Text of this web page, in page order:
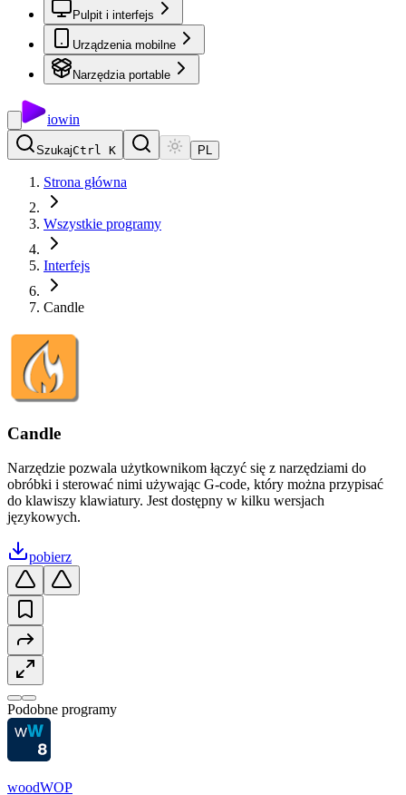
Pulpit i interfejs
Urządzenia mobilne
Narzędzia portable
iowin
SzukajCtrl K PL
Strona główna
Wszystkie programy
Interfejs
Candle
Candle
Narzędzie pozwala użytkownikom łączyć się z narzędziami do
obróbki i sterować nimi używając G-code, który można przypisać
do klawiszy klawiatury. Jest dostępny w kilku wersjach
językowych.
pobierz
Podobne programy
woodWOP